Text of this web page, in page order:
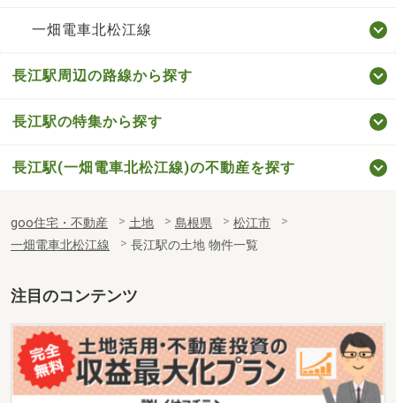
一畑電車北松江線
長江駅周辺の路線から探す
長江駅の特集から探す
長江駅(一畑電車北松江線)の不動産を探す
goo住宅・不動産 土地 島根県
松江市
一畑電車北松江線
長江駅の土地 物件一覧
注目のコンテンツ